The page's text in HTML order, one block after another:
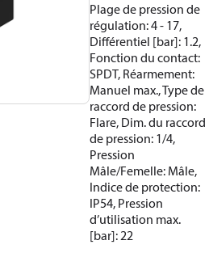
Plage de pression de
régulation: 4 - 17,
Différentiel [bar]: 1.2,
Fonction du contact:
SPDT, Réarmement:
Manuel max., Type de
raccord de pression:
Flare, Dim. du raccord
de pression: 1/4,
Pression
Mâle/Femelle: Mâle,
Indice de protection:
IP54, Pression
d’utilisation max.
[bar]: 22